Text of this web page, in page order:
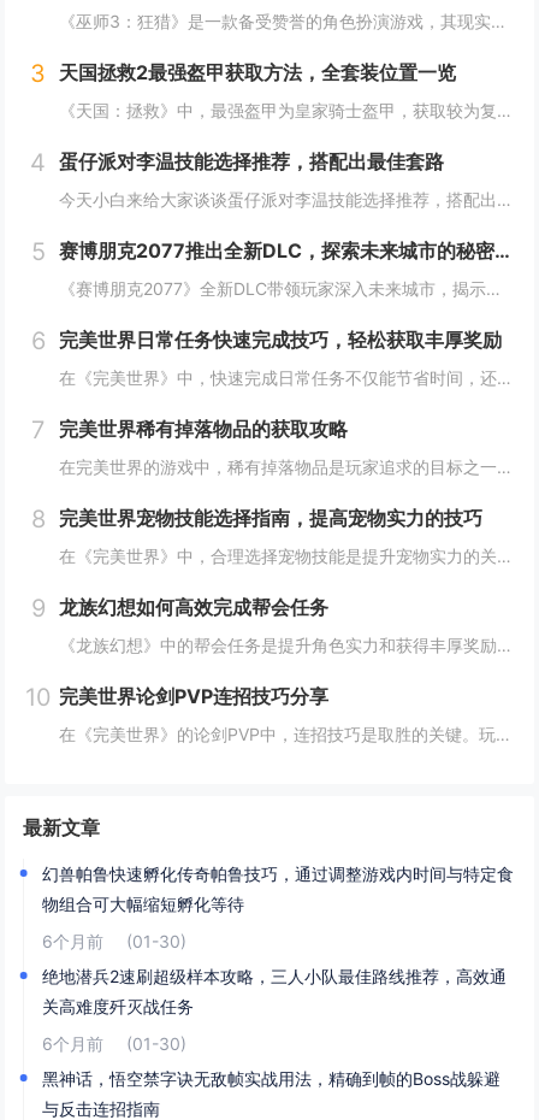
《巫师3：狂猎》是一款备受赞誉的角色扮演游戏，其现实中的灵感来源之一是波兰的梅德韦德堡和温特堡城堡。这两处地点以其独特的中世纪建筑风格和壮丽的自然风光，为游戏营造了奇幻而真实的背景。梅德韦德堡位于波兰南部，拥有悠久的历史和神秘氛围；而温特堡...
3 天国拯救2最强盔甲获取方法，全套装位置一览
《天国：拯救》中，最强盔甲为皇家骑士盔甲，获取较为复杂。首先需完成“皇家侍卫”任务线，帮助亨利成为国王的私人护卫。之后，在王宫内找到盔甲的具体位置，通常藏于密室或特定房间。完成相关任务后，玩家可获得这套顶级装备，大幅提升防御力和战斗能力。游...
4 蛋仔派对李温技能选择推荐，搭配出最佳套路
今天小白来给大家谈谈蛋仔派对李温技能选择推荐，搭配出最佳套路，以及蛋仔派对攻略对应的知识点，希望对大家有所帮助，不要忘了收藏本站呢今天给各位分享蛋仔派对李温技能选择推荐，搭配出最佳套路的知识，其中也会对蛋仔派对攻略进行解释，如果能碰巧解决你...
5 赛博朋克2077推出全新DLC，探索未来城市的秘密和新任务
《赛博朋克2077》全新DLC带领玩家深入未来城市，揭示隐藏的秘密并开启一系列新任务。在这一扩展内容中，玩家将有机会探索更多未知区域，体验丰富多彩的剧情，与全新角色互动，进一步丰富游戏世界的沉浸感与可玩性。今天小白来给大家谈谈《赛博朋克20...
6 完美世界日常任务快速完成技巧，轻松获取丰厚奖励
在《完美世界》中，快速完成日常任务不仅能节省时间，还能确保玩家获得丰厚的奖励。合理规划任务路线，优先选择高经验值和金币奖励的任务。利用双倍经验时间进行任务，可以事半功倍。组队完成任务效率更高，特别是对于需要击败强大敌人的任务。不要忘记使用游...
7 完美世界稀有掉落物品的获取攻略
在完美世界的游戏中，稀有掉落物品是玩家追求的目标之一。这些物品通常只能通过特定的活动、副本或怪物获得，且掉落率极低。为了提高获取几率，玩家可以组队参与高难度副本，多次挑战以增加机会；参加限时活动，如节日庆典和特殊任务，这些活动往往会有额外奖...
8 完美世界宠物技能选择指南，提高宠物实力的技巧
在《完美世界》中，合理选择宠物技能是提升宠物实力的关键。优先考虑增强宠物基础属性的技能，如攻击、防御和生命值。根据宠物类型和定位，选择合适的主动或被动技能，如控制、辅助或输出技能。利用宠物技能书升级技能等级，以及通过宠物合成功能优化技能组合...
9 龙族幻想如何高效完成帮会任务
《龙族幻想》中的帮会任务是提升角色实力和获得丰厚奖励的重要途径。要高效完成帮会任务，首先需要合理安排时间，选择高效率的任务组合，如组队完成副本或集体参与帮会活动。利用好帮会资源，如经验药水、加速道具等，可以显著提高任务完成速度。积极与帮会成...
10 完美世界论剑PVP连招技巧分享
在《完美世界》的论剑PVP中，连招技巧是取胜的关键。玩家需熟练掌握角色技能的释放顺序与时机，利用控制技能打断对手的攻击节奏，同时保持自身技能的连贯性。合理利用地形和位移技能，可以有效躲避敌方攻击，创造反击机会。了解并针对不同职业的特点制定策...
最新文章
幻兽帕鲁快速孵化传奇帕鲁技巧，通过调整游戏内时间与特定食
物组合可大幅缩短孵化等待
6个月前
(01-30)
绝地潜兵2速刷超级样本攻略，三人小队最佳路线推荐，高效通
关高难度歼灭战任务
6个月前
(01-30)
黑神话，悟空禁字诀无敌帧实战用法，精确到帧的Boss战躲避
与反击连招指南